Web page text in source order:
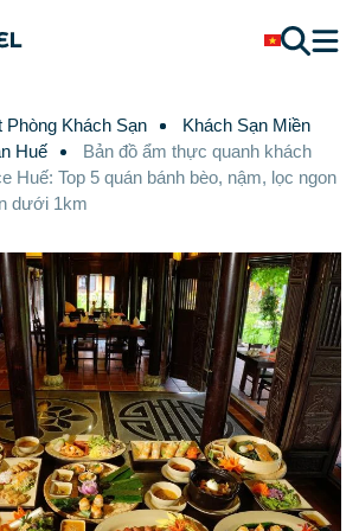
Phòng Khách Sạn
Khách Sạn Miền
Huế
Bản đồ ẩm thực quanh khách
Huế: Top 5 quán bánh bèo, nậm, lọc ngon
dưới 1km